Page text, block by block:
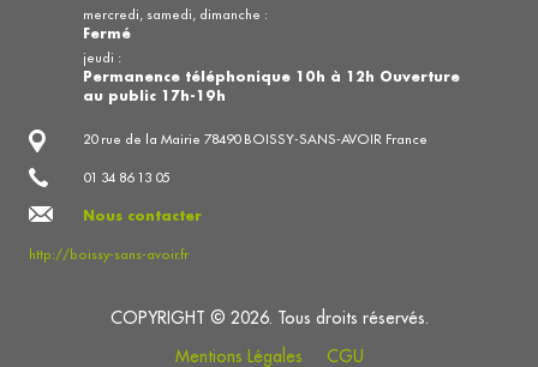
20 rue de la Mairie 78490 BOISSY-SANS-AVOIR France
01 34 86 13 05
Nous contacter
http://boissy-sans-avoir.fr
mercredi, samedi, dimanche :
Fermé
jeudi :
Permanence téléphonique 10h à 12h Ouverture
au public 17h-19h
COPYRIGHT © 2026. Tous droits réservés.
Mentions Légales
CGU